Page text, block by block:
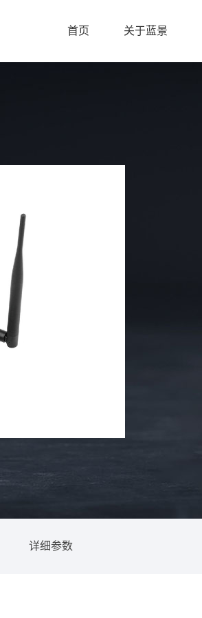
首页 关于蓝景
详细参数